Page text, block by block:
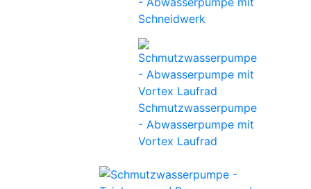
Schneidwerk
Schmutzwasserpumpe
- Abwasserpumpe mit
Vortex Laufrad